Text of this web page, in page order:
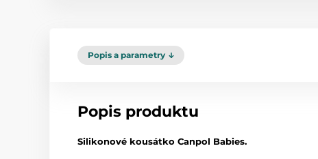
Popis a parametry
Popis produktu
Silikonové kousátko Canpol Babies.